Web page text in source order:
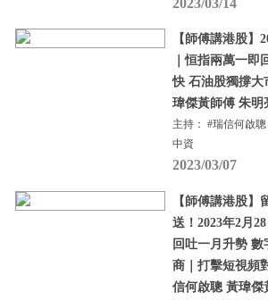
【師傅講港股】
｜恒指兩萬一即
快 石油股獨撐大
瑋傑黃師傅 朱明
主持： #瑞信何啟
中資
2023/03/07
【師傅講港股】
送！2023年2月
回吐一月升勢
商｜打擊短視頻
信何啟聰 黃瑋傑